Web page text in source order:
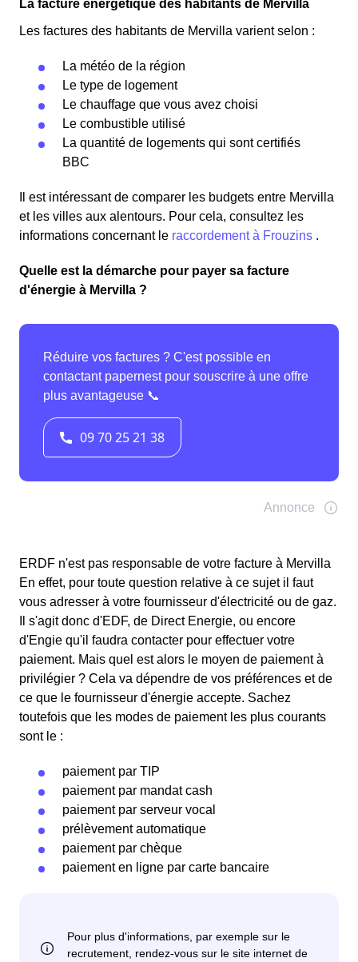
La facture énergétique des habitants de Mervilla
Les factures des habitants de Mervilla varient selon :
La météo de la région
Le type de logement
Le chauffage que vous avez choisi
Le combustible utilisé
La quantité de logements qui sont certifiés
BBC
Il est intéressant de comparer les budgets entre Mervilla
et les villes aux alentours. Pour cela, consultez les
informations concernant le raccordement à Frouzins .
Quelle est la démarche pour payer sa facture
d'énergie à Mervilla ?
ERDF n'est pas responsable de votre facture à Mervilla
En effet, pour toute question relative à ce sujet il faut
vous adresser à votre fournisseur d'électricité ou de gaz.
Il s'agit donc d'EDF, de Direct Energie, ou encore
d'Engie qu'il faudra contacter pour effectuer votre
paiement. Mais quel est alors le moyen de paiement à
privilégier ? Cela va dépendre de vos préférences et de
ce que le fournisseur d'énergie accepte. Sachez
toutefois que les modes de paiement les plus courants
sont le :
paiement par TIP
paiement par mandat cash
paiement par serveur vocal
prélèvement automatique
paiement par chèque
paiement en ligne par carte bancaire